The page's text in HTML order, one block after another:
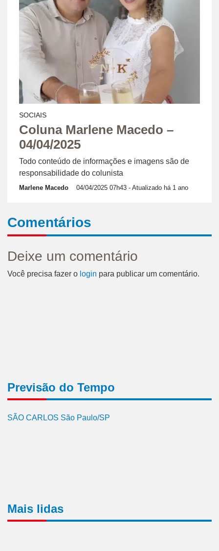
SOCIAIS
Coluna Marlene Macedo –
04/04/2025
Todo conteúdo de informações e imagens são de
responsabilidade do colunista
Marlene Macedo 04/04/2025 07h43 - Atualizado há 1 ano
Comentários
Deixe um comentário
Você precisa fazer o login para publicar um comentário.
Previsão do Tempo
SÃO CARLOS São Paulo/SP
Mais lidas